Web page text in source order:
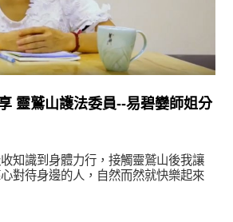
靈鷲山護法委員--易碧孌師姐分
知識到身體力行，接觸靈鷲山後我讓
對待身邊的人，自然而然就快樂起來